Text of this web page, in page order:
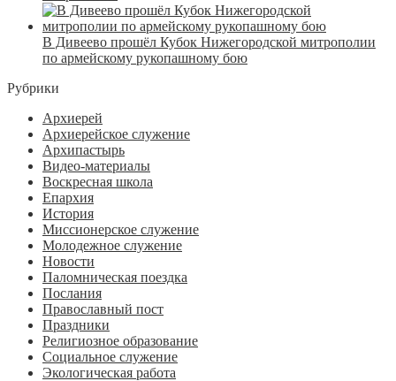
В Дивеево прошёл Кубок Нижегородской митрополии
по армейскому рукопашному бою
Рубрики
Архиерей
Архиерейское служение
Архипастырь
Видео-материалы
Воскресная школа
Епархия
История
Миссионерское служение
Молодежное служение
Новости
Паломническая поездка
Послания
Православный пост
Праздники
Религиозное образование
Социальное служение
Экологическая работа